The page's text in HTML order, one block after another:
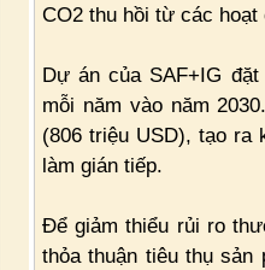
CO2 thu hồi từ các hoạt
Dự án của SAF+IG
mỗi năm vào năm
(806 triệu USD), tạo ra
làm gián tiếp.
Để giảm thiểu rủi ro
thỏa thuận tiêu thụ sản